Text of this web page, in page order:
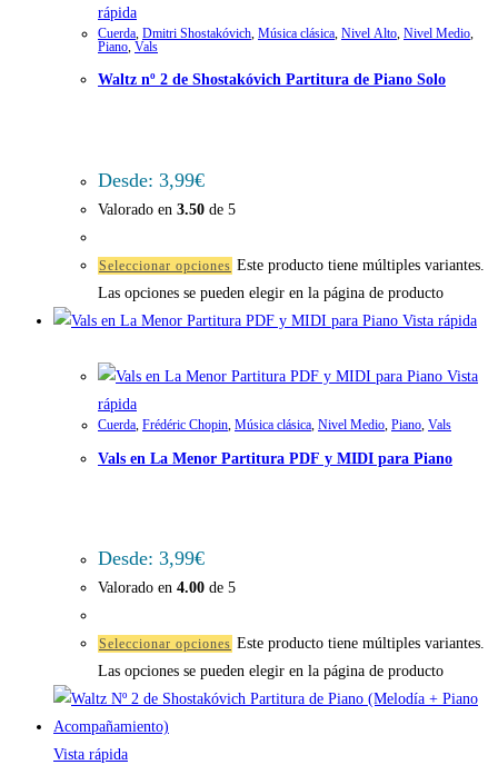
rápida
Cuerda, Dmitri Shostakóvich, Música clásica, Nivel Alto, Nivel Medio,
Piano, Vals
Waltz nº 2 de Shostakóvich Partitura de Piano Solo
Desde: 3,99€
Valorado en 3.50 de 5
Seleccionar opciones Este producto tiene múltiples variantes.
Las opciones se pueden elegir en la página de producto
Vista rápida
Vista
rápida
Cuerda, Frédéric Chopin, Música clásica, Nivel Medio, Piano, Vals
Vals en La Menor Partitura PDF y MIDI para Piano
Desde: 3,99€
Valorado en 4.00 de 5
Seleccionar opciones Este producto tiene múltiples variantes.
Las opciones se pueden elegir en la página de producto
Vista rápida